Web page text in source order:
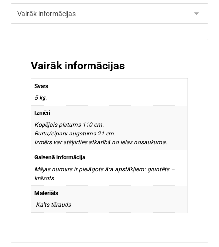
Vairāk informācijas
Svars
5 kg.
Izmēri
Kopējais platums 110 cm.
Burtu/ciparu augstums 21 cm.
Izmērs var atšķirties atkarībā no ielas nosaukuma.
Galvenā informācija
Mājas numurs ir pielāgots āra apstākļiem: gruntēts –
krāsots
Materiāls
Kalts tērauds